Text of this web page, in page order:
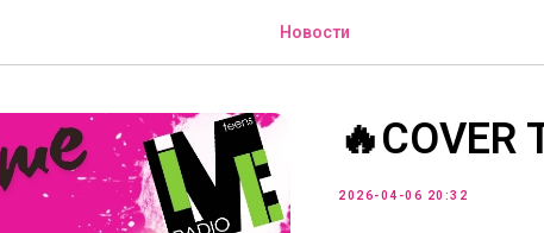
Новости
🔥COVER
2026-04-06 20:32